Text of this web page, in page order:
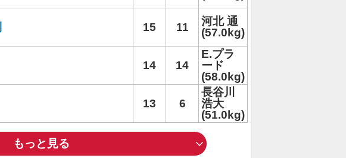
15 11
河北 通
(57.0kg)
14 14
E.プラ
ード
(58.0kg)
13 6
長谷川
浩大
(51.0kg)
もっと見る